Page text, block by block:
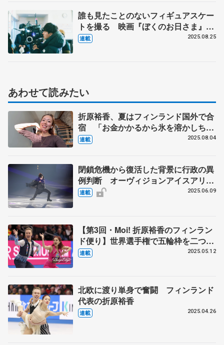
誰も見たことのないフィギュアスケー
トを撮る 映画『ぼくのお日さま』奥
山大史監督インタビュー
連載 2025.08.25
あわせて読みたい
折原裕香、夏はフィンランド国外で合
宿 「お金かかるから氷を溶かしちゃ
って...」
連載 2025.08.04
閉鎖危機から復活した背景に行政の異
例判断 オーヴィジョンアイスアリー
ナ福岡の舞台裏【第4回】
連載 2025.06.09
【第3回・Moi! 折原裕香のフィンラン
ド便り】世界選手権で五輪枠を二つ確
保 出るにはフィンランド国籍必要
連載 2025.05.12
北欧に渡り単身で奮闘 フィンランド
代表の折原裕香
連載 2025.04.26